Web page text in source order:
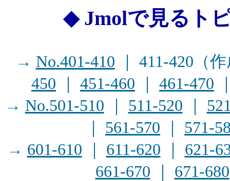
◆ Jmolで見るト
→ No.401-410 ｜ 411-420（
450
451-460 461-470
→ No.501-510 511-520
561-570
571-
→ 601-610 611-620
621-
661-670
671-680